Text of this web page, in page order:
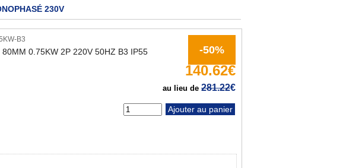
230V
B3
80MM 0.75KW 2P 220V 50HZ B3 IP55 -50%
140.62€
au lieu de 281.22€